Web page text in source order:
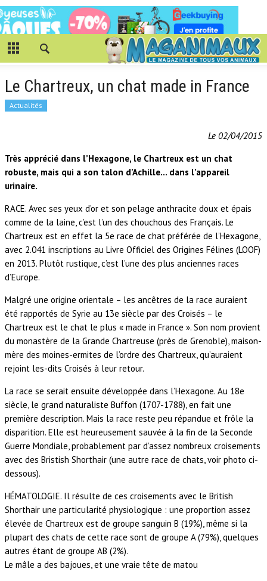
Le Chartreux, un chat made in France
Actualités
Le 02/04/2015
Très apprécié dans l’Hexagone, le Chartreux est un chat
robuste, mais qui a son talon d’Achille… dans l’appareil
urinaire.
RACE. Avec ses yeux d’or et son pelage anthracite doux et épais
comme de la laine, c’est l’un des chouchous des Français. Le
Chartreux est en effet la 5e race de chat préférée de l’Hexagone,
avec 2.041 inscriptions au Livre Officiel des Origines Félines (LOOF)
en 2013. Plutôt rustique, c’est l’une des plus anciennes races
d’Europe.
Malgré une origine orientale – les ancêtres de la race auraient
été rapportés de Syrie au 13e siècle par des Croisés – le
Chartreux est le chat le plus « made in France ». Son nom provient
du monastère de la Grande Chartreuse (près de Grenoble), maison-
mère des moines-ermites de l’ordre des Chartreux, qu’auraient
rejoint les-dits Croisés à leur retour.
La race se serait ensuite développée dans l’Hexagone. Au 18e
siècle, le grand naturaliste Buffon (1707-1788), en fait une
première description. Mais la race reste peu répandue et frôle la
disparition. Elle est heureusement sauvée à la fin de la Seconde
Guerre Mondiale, probablement par d’assez nombreux croisements
avec des Bristish Shorthair (une autre race de chats, voir photo ci-
dessous).
HÉMATOLOGIE. Il résulte de ces croisements avec le British
Shorthair une particularité physiologique : une proportion assez
élevée de Chartreux est de groupe sanguin B (19%), même si la
plupart des chats de cette race sont de groupe A (79%), quelques
autres étant de groupe AB (2%).
Le mâle a des bajoues, et une vraie tête de matou